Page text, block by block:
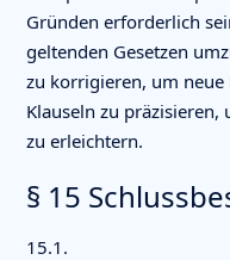
Gründen erforderlich
geltenden Gesetzen
zu korrigieren, um
Klauseln zu präzisieren,
zu erleichtern.
§ 15
15.1.